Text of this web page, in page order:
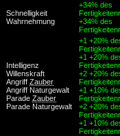
Schnelligkeit
Wahrnehmung
+34% des
+34% des
Intelligenz
Willenskraft
Angriff Zauber
Angriff Naturgewalt
Parade Zauber
Parade Naturgewalt
+1 +20%
+1 +20%
+2 +20%
+1 +10%
+2 +20%
+1 +10%